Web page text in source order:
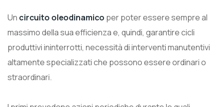
Un circuito oleodinamico per poter essere sempre al
massimo della sua efficienza e, quindi, garantire cicli
produttivi ininterrotti, necessità di interventi manutentivi
altamente specializzati che possono essere ordinari o
straordinari.